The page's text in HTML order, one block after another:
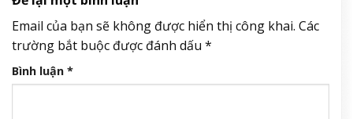
Email của bạn sẽ không được hiển thị công khai. Các
trường bắt buộc được đánh dấu *
Bình luận *